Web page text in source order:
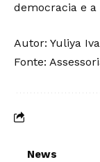
democracia e
Autor: Yuliya
Fonte:
News